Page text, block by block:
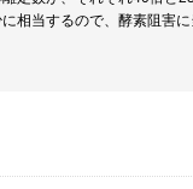
相当するので、酵素阻害